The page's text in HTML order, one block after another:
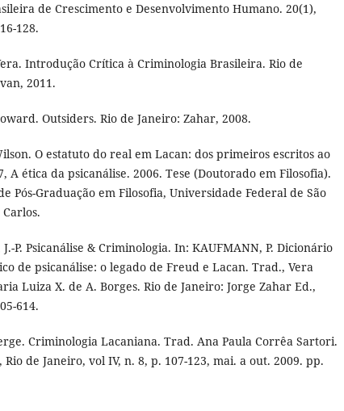
de Crescimento e Desenvolvimento Humano. 20(1),
128.
Introdução Crítica à Criminologia Brasileira. Rio de
2011.
Outsiders. Rio de Janeiro: Zahar, 2008.
O estatuto do real em Lacan: dos primeiros escritos ao
A ética da psicanálise. 2006. Tese (Doutorado em Filosofia).
Pós-Graduação em Filosofia, Universidade Federal de São
Carlos.
J.-P. Psicanálise & Criminologia. In: KAUFMANN, P. Dicionário
de psicanálise: o legado de Freud e Lacan. Trad., Vera
Luiza X. de A. Borges. Rio de Janeiro: Jorge Zahar Ed.,
614.
Criminologia Lacaniana. Trad. Ana Paula Corrêa Sartori.
Rio de Janeiro, vol IV, n. 8, p. 107-123, mai. a out. 2009. pp.